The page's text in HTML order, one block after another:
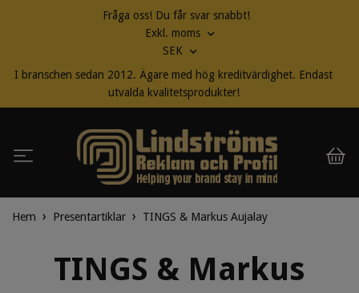
Fråga oss! Du får svar snabbt!
Exkl. moms
SEK
I branschen sedan 2012. Ägare med hög kreditvärdighet. Endast
utvalda kvalitetsprodukter!
Hem Presentartiklar TINGS & Markus Aujalay
TINGS & Markus